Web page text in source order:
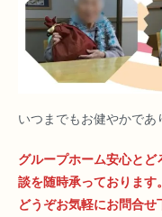
いつまでもお健やかで
グループホーム安心と
談を随時承っております。
どうぞお気軽にお問合せ